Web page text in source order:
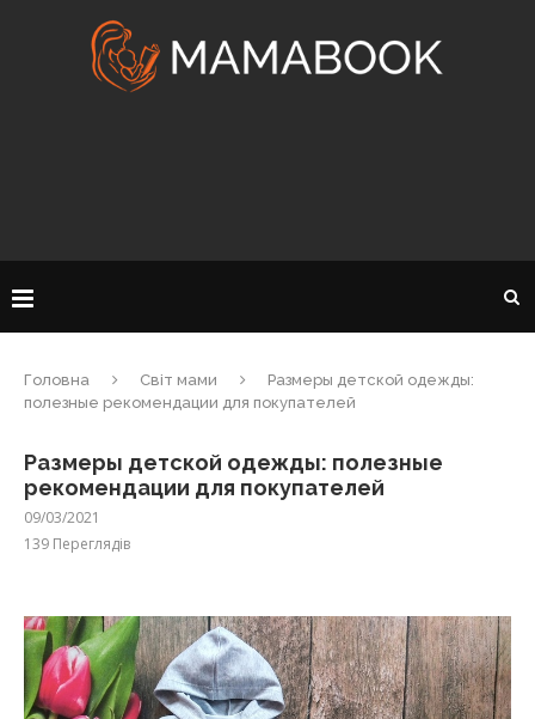
Головна Світ мами
Размеры детской одежды:
полезные рекомендации для покупателей
Размеры детской одежды: полезные
рекомендации для покупателей
09/03/2021
139 Переглядів